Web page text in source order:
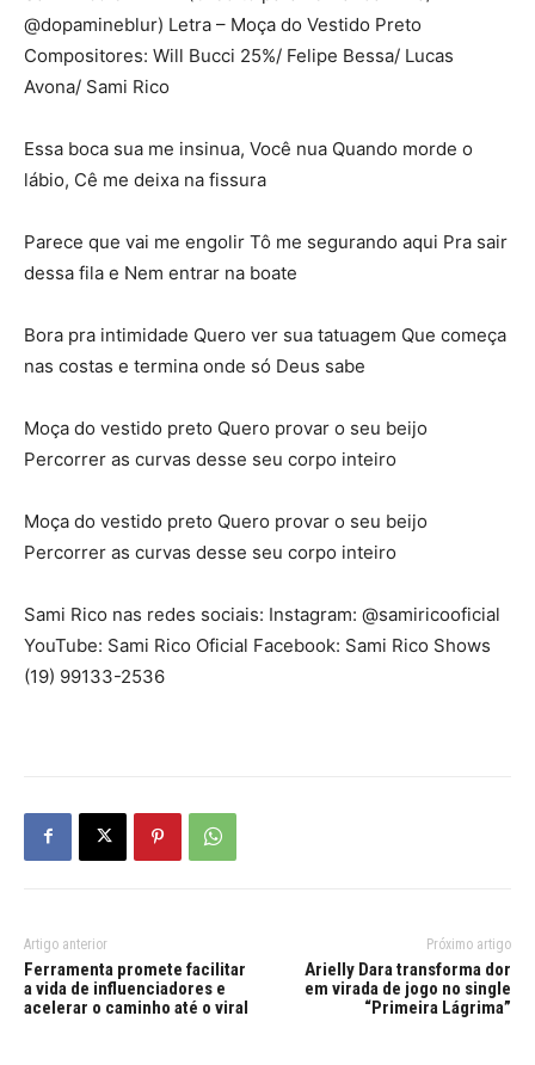
@dopamineblur) Letra – Moça do Vestido Preto
Compositores: Will Bucci 25%/ Felipe Bessa/ Lucas
Avona/ Sami Rico
Essa boca sua me insinua, Você nua Quando morde o
lábio, Cê me deixa na fissura
Parece que vai me engolir Tô me segurando aqui Pra sair
dessa fila e Nem entrar na boate
Bora pra intimidade Quero ver sua tatuagem Que começa
nas costas e termina onde só Deus sabe
Moça do vestido preto Quero provar o seu beijo
Percorrer as curvas desse seu corpo inteiro
Moça do vestido preto Quero provar o seu beijo
Percorrer as curvas desse seu corpo inteiro
Sami Rico nas redes sociais: Instagram: @samiricooficial
YouTube: Sami Rico Oficial Facebook: Sami Rico Shows
(19) 99133-2536
Artigo anterior
Ferramenta promete facilitar
a vida de influenciadores e
acelerar o caminho até o viral
Próximo artigo
Arielly Dara transforma dor
em virada de jogo no single
“Primeira Lágrima”